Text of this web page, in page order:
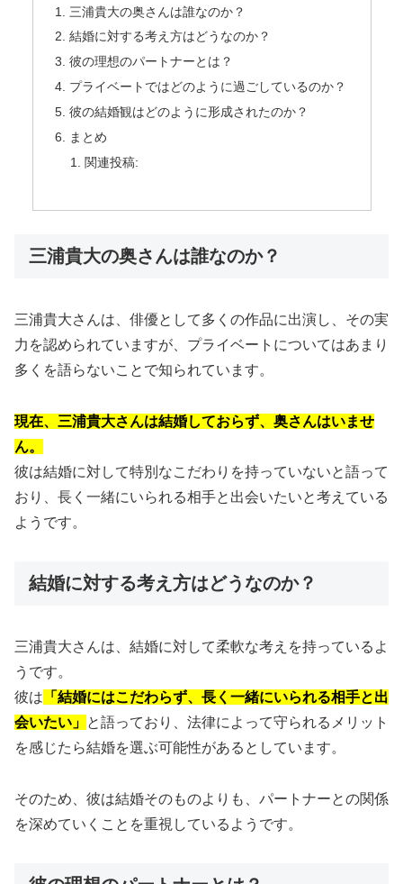
三浦貴大の奥さんは誰なのか？
結婚に対する考え方はどうなのか？
彼の理想のパートナーとは？
プライベートではどのように過ごしているのか？
彼の結婚観はどのように形成されたのか？
まとめ
関連投稿:
三浦貴大の奥さんは誰なのか？
三浦貴大さんは、俳優として多くの作品に出演し、その実
力を認められていますが、プライベートについてはあまり
多くを語らないことで知られています。
現在、三浦貴大さんは結婚しておらず、奥さんはいませ
ん。
彼は結婚に対して特別なこだわりを持っていないと語って
おり、長く一緒にいられる相手と出会いたいと考えている
ようです。
結婚に対する考え方はどうなのか？
三浦貴大さんは、結婚に対して柔軟な考えを持っているよ
うです。
彼は 「結婚にはこだわらず、長く一緒にいられる相手と出
会いたい」 と語っており、法律によって守られるメリット
を感じたら結婚を選ぶ可能性があるとしています。
そのため、彼は結婚そのものよりも、パートナーとの関係
を深めていくことを重視しているようです。